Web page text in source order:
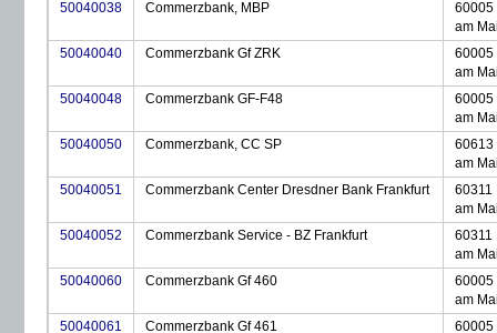
50040038
Commerzbank, MBP
60005
am
50040040
Commerzbank Gf ZRK
60005
am
50040048
Commerzbank GF-F48
60005
am
50040050
Commerzbank, CC SP
60613
am
50040051
Commerzbank Center Dresdner Bank Frankfurt
60311
am
50040052
Commerzbank Service - BZ Frankfurt
60311
am
50040060
Commerzbank Gf 460
60005
am
50040061
Commerzbank Gf 461 60005